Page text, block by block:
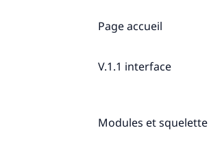
Page accueil
V.1.1 interface
Modules et squelette